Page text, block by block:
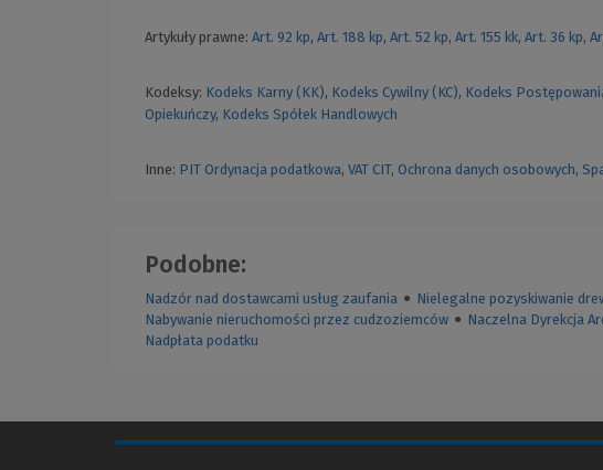
Artykuły prawne: Art. 92 kp, Art. 188 kp, Art. 52 kp, Art. 155 kk, Art. 36 kp,
Kodeksy: Kodeks Karny (KK), Kodeks Cywilny (KC), Kodeks
Opiekuńczy, Kodeks Spółek Handlowych
Inne: PIT Ordynacja podatkowa, VAT CIT, Ochrona danych osobowych,
Podobne:
Nadzór nad dostawcami usług zaufania ● Nielegalne pozyskiwanie
Nabywanie nieruchomości przez cudzoziemców ● Naczelna Dyrekcja
Nadpłata podatku